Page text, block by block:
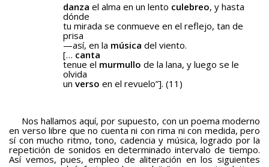
danza el alma en un lento culebreo, y hasta
dónde
tu mirada se conmueve en el reflejo, tan de
prisa
—así, en la música del viento.
[… canta
tenue el murmullo de la lana, y luego se le
olvida
un verso en el revuelo”]. (11)
Nos hallamos aquí, por supuesto, con un poema moderno
en verso libre que no cuenta ni con rima ni con medida, pero
sí con mucho ritmo, tono, cadencia y música, logrado por la
repetición de sonidos en determinado intervalo de tiempo.
Así vemos, pues, empleo de aliteración en los siguientes